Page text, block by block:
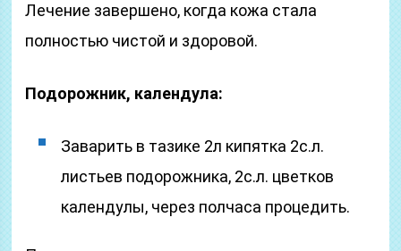
Лечение завершено, когда кожа стала
полностью чистой и здоровой.
Подорожник, календула:
Заварить в тазике 2л кипятка 2с.л.
листьев подорожника, 2с.л. цветков
календулы, через полчаса процедить.